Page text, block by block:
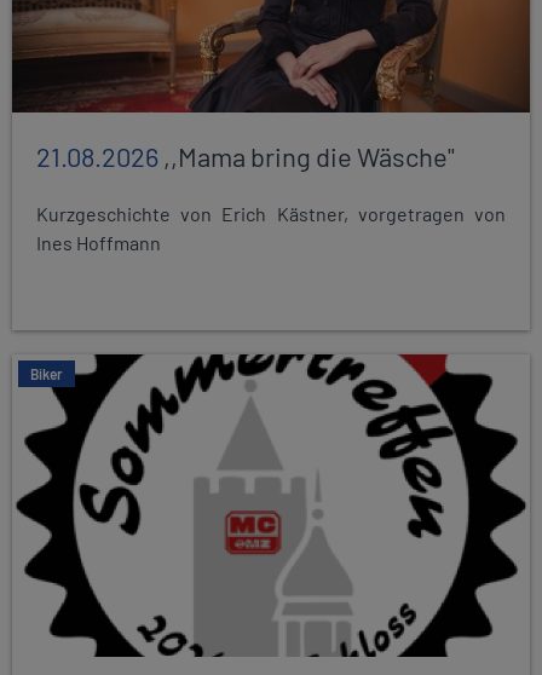
21.08.2026 ,,Mama bring die Wäsche"
Kurzgeschichte von Erich Kästner, vorgetragen von
Ines Hoffmann
Biker